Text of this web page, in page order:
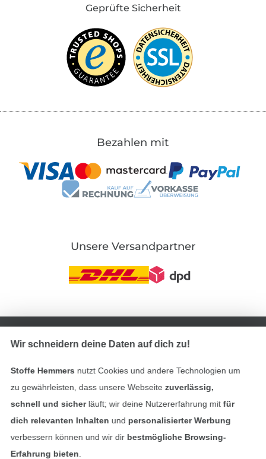
Geprüfte Sicherheit
Bezahlen mit
Unsere Versandpartner
Datenschutz
Widerrufsrecht
Wir schneidern deine Daten auf dich zu!
Stoffe Hemmers nutzt Cookies und andere Technologien um
zu gewährleisten, dass unsere Webseite zuverlässig,
schnell und sicherläuft; wir deine Nutzererfahrung mitfür
dich relevanten Inhalten und personalisierter Werbung
verbessern können und wir dir bestmögliche Browsing-
Erfahrung bieten